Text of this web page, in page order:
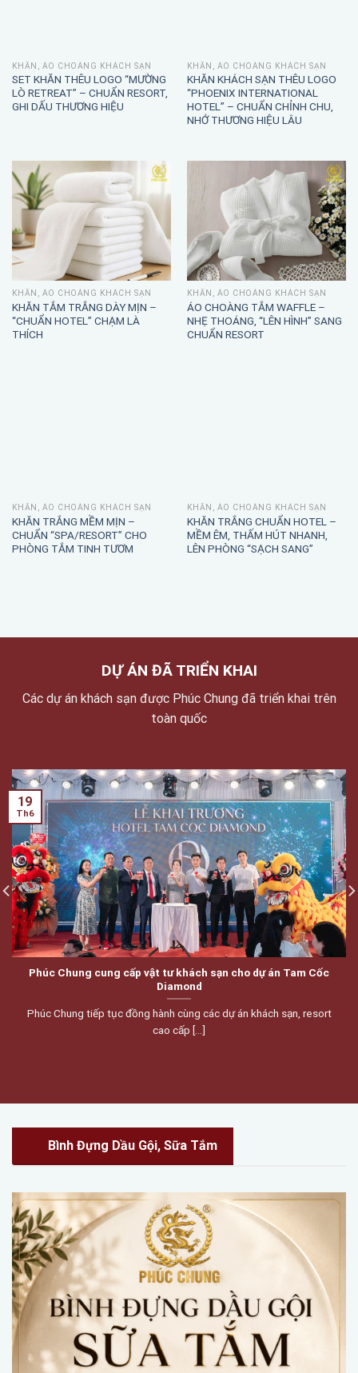
KHĂN, ÁO CHOÀNG KHÁCH SẠN
SET KHĂN THÊU LOGO “MƯỜNG
LÒ RETREAT” – CHUẨN RESORT,
GHI DẤU THƯƠNG HIỆU
KHĂN, ÁO CHOÀNG KHÁCH SẠN
KHĂN KHÁCH SẠN THÊU LOGO
“PHOENIX INTERNATIONAL
HOTEL” – CHUẨN CHỈNH CHU,
NHỚ THƯƠNG HIỆU LÂU
KHĂN, ÁO CHOÀNG KHÁCH SẠN
KHĂN TẮM TRẮNG DÀY MỊN –
“CHUẨN HOTEL” CHẠM LÀ
THÍCH
KHĂN, ÁO CHOÀNG KHÁCH SẠN
ÁO CHOÀNG TẮM WAFFLE –
NHẸ THOÁNG, “LÊN HÌNH” SANG
CHUẨN RESORT
KHĂN, ÁO CHOÀNG KHÁCH SẠN
KHĂN TRẮNG MỀM MỊN –
CHUẨN “SPA/RESORT” CHO
PHÒNG TẮM TINH TƯƠM
KHĂN, ÁO CHOÀNG KHÁCH SẠN
KHĂN TRẮNG CHUẨN HOTEL –
MỀM ÊM, THẤM HÚT NHANH,
LÊN PHÒNG “SẠCH SANG”
DỰ ÁN ĐÃ TRIỂN KHAI
Các dự án khách sạn được Phúc Chung đã triển khai trên
toàn quốc
Phúc Chung cung cấp vật tư khách sạn cho dự án Tam Cốc
Diamond
Phúc Chung tiếp tục đồng hành cùng các dự án khách sạn, resort
cao cấp [...]
19
Th6
Bình Đựng Dầu Gội, Sữa Tắm